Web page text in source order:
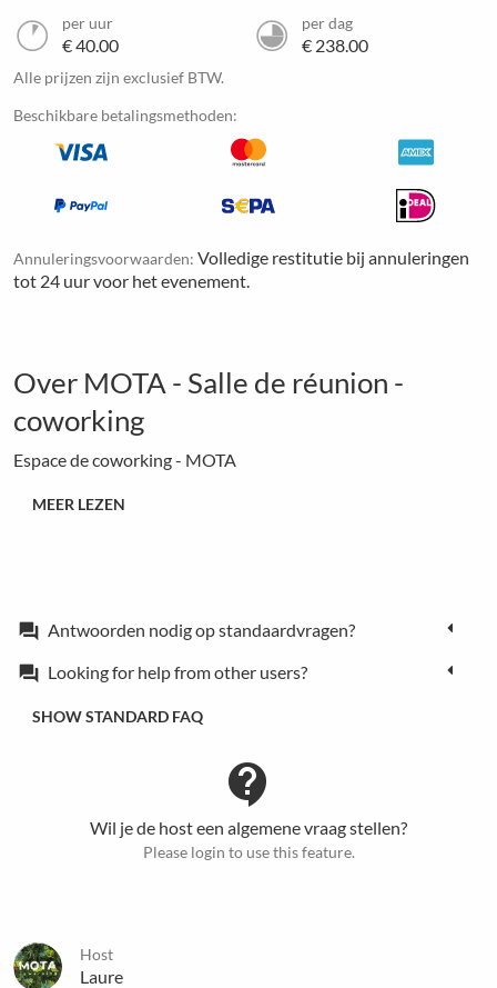
per uur
€ 40.00
per dag
€ 238.00
Alle prijzen zijn exclusief BTW.
Beschikbare betalingsmethoden:
Annuleringsvoorwaarden: Volledige restitutie bij annuleringen
tot 24 uur voor het evenement.
Over MOTA - Salle de réunion -
coworking
Espace de coworking - MOTA
MEER LEZEN
forum Antwoorden nodig op standaardvragen?
forum Looking for help from other users?
SHOW STANDARD FAQ
contact_support
Wil je de host een algemene vraag stellen?
Please login to use this feature.
Host
Laure